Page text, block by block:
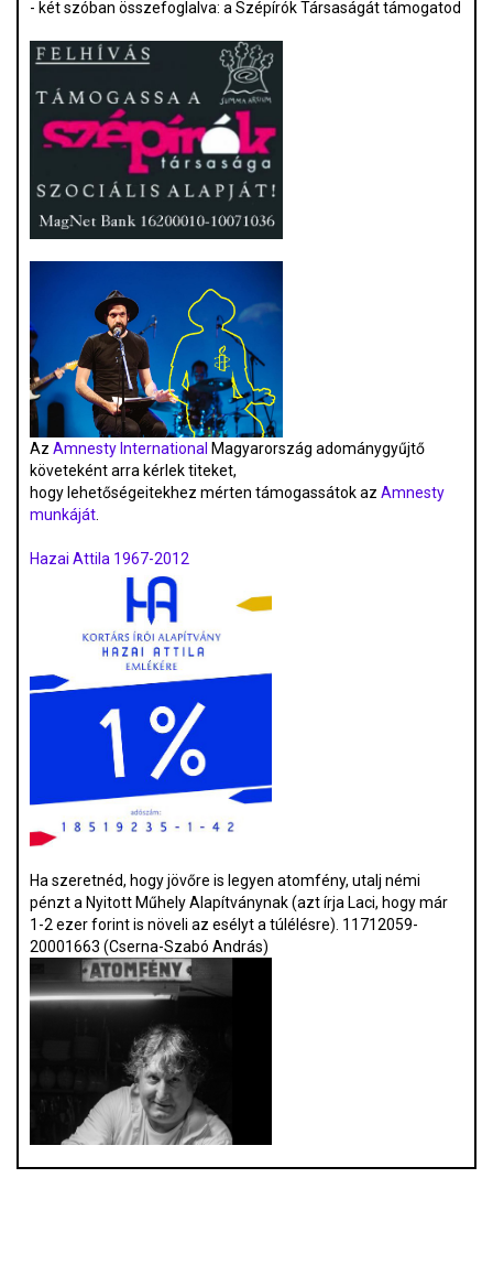
- két szóban összefoglalva: a Szépírók Társaságát támogatod
Az Amnesty International Magyarország adománygyűjtő
követeként arra kérlek titeket,
hogy lehetőségeitekhez mérten támogassátok az Amnesty
munkáját.
Hazai Attila 1967-2012
Ha szeretnéd, hogy jövőre is legyen atomfény, utalj némi
pénzt a Nyitott Műhely Alapítványnak (azt írja Laci, hogy már
1-2 ezer forint is növeli az esélyt a túlélésre). 11712059-
20001663 (Cserna-Szabó András)